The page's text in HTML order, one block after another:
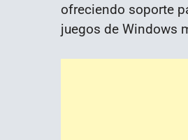
ofreciendo soporte
juegos de Windows